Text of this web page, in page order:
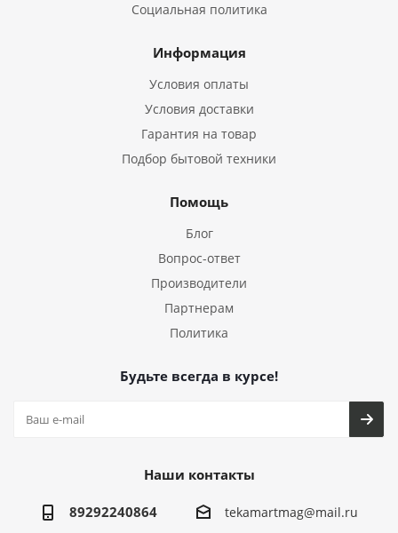
Социальная политика
Информация
Условия оплаты
Условия доставки
Гарантия на товар
Подбор бытовой техники
Помощь
Блог
Вопрос-ответ
Производители
Партнерам
Политика
Будьте всегда в курсе!
Наши контакты
89292240864 tekamartmag@mail.ru